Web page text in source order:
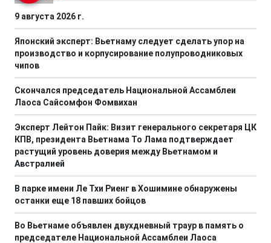
9 августа 2026 г.
Японский эксперт: Вьетнаму следует сделать упор на
производство и корпусирование полупроводниковых
чипов
Скончался председатель Национальной Ассамблеи
Лаоса Сайсомфон Фомвихан
Эксперт Лейтон Пайк: Визит генерального секретаря ЦК
КПВ, президента Вьетнама То Лама подтверждает
растущий уровень доверия между Вьетнамом и
Австралией
В парке имени Ле Тхи Риенг в Хошимине обнаружены
останки еще 18 павших бойцов
Во Вьетнаме объявлен двухдневный траур в память о
председателе Национальной Ассамблеи Лаоса